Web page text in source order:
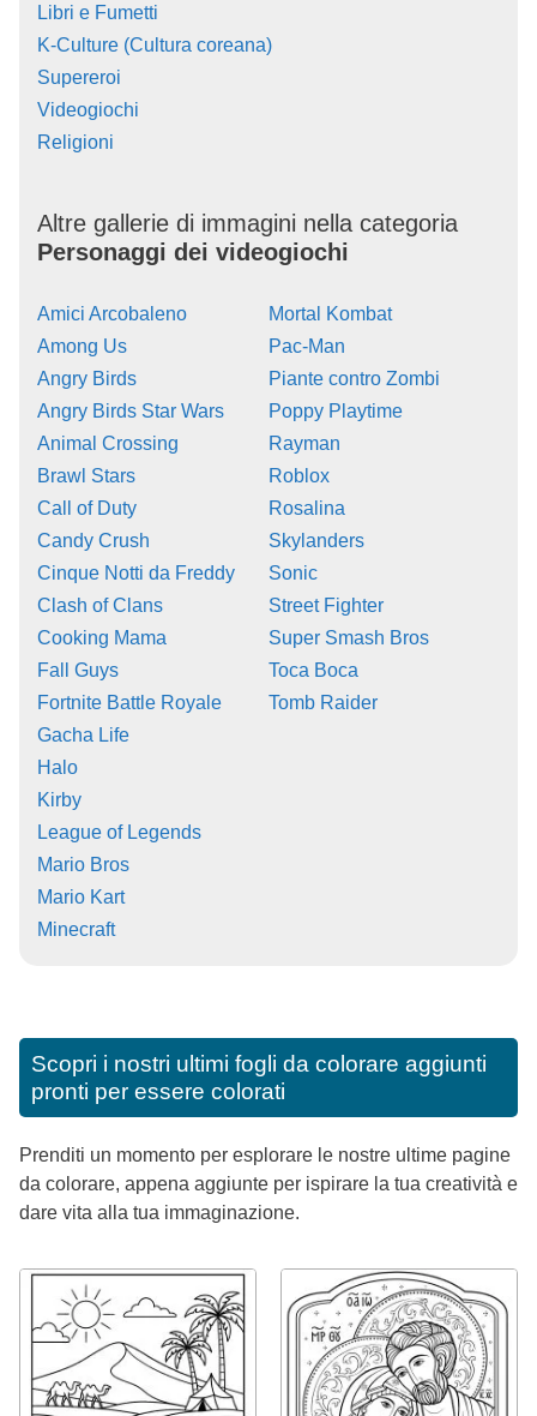
Libri e Fumetti
K-Culture (Cultura coreana)
Supereroi
Videogiochi
Religioni
Altre gallerie di immagini nella categoria
Personaggi dei videogiochi
Amici Arcobaleno
Among Us
Angry Birds
Angry Birds Star Wars
Animal Crossing
Brawl Stars
Call of Duty
Candy Crush
Cinque Notti da Freddy
Clash of Clans
Cooking Mama
Fall Guys
Fortnite Battle Royale
Gacha Life
Halo
Kirby
League of Legends
Mario Bros
Mario Kart
Minecraft
Mortal Kombat
Pac-Man
Piante contro Zombi
Poppy Playtime
Rayman
Roblox
Rosalina
Skylanders
Sonic
Street Fighter
Super Smash Bros
Toca Boca
Tomb Raider
Scopri i nostri ultimi fogli da colorare aggiunti
pronti per essere colorati
Prenditi un momento per esplorare le nostre ultime pagine
da colorare, appena aggiunte per ispirare la tua creatività e
dare vita alla tua immaginazione.